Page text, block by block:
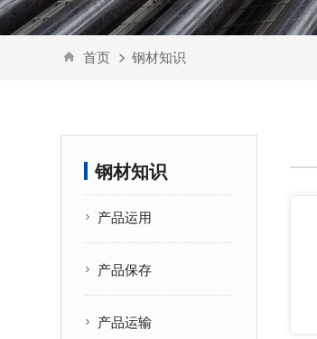
首页 钢材知识
钢材知识
产品运用
产品保存
产品运输